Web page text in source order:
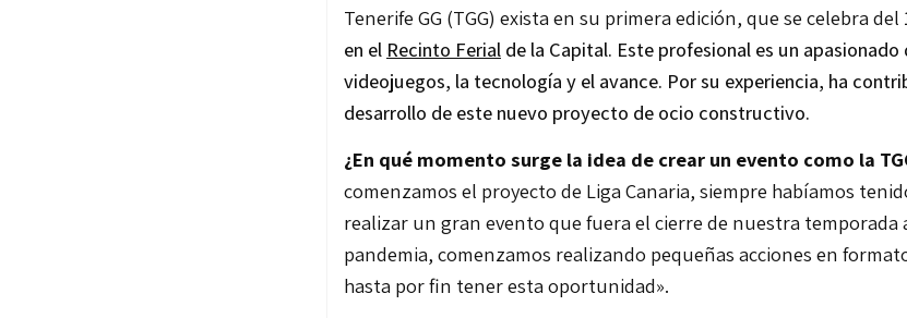
Tenerife GG (TGG) exista en su primera edición, que se celebra del
en el Recinto Ferial de la Capital. Este profesional es un apasionado
videojuegos, la tecnología y el avance. Por su experiencia, ha
desarrollo de este nuevo proyecto de ocio constructivo.
¿En qué momento surge la idea de crear un evento como la
comenzamos el proyecto de Liga Canaria, siempre habíamos
realizar un gran evento que fuera el cierre de nuestra temporada
pandemia, comenzamos realizando pequeñas acciones en
hasta por fin tener esta oportunidad».